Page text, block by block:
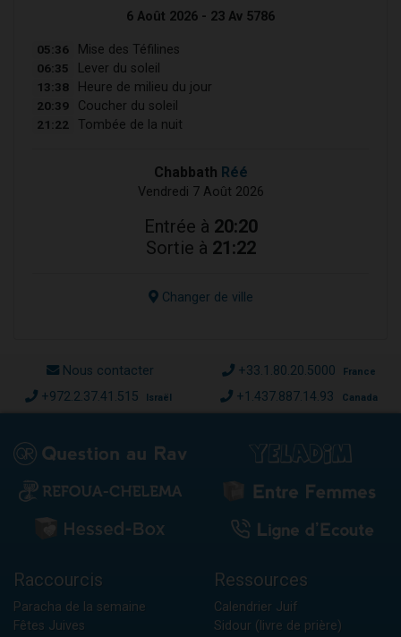
6 Août 2026 - 23 Av 5786
05:36 Mise des Téfilines
06:35 Lever du soleil
13:38 Heure de milieu du jour
20:39 Coucher du soleil
21:22 Tombée de la nuit
Chabbath Réé
Vendredi 7 Août 2026
Entrée à 20:20
Sortie à 21:22
Changer de ville
Nous contacter +33.1.80.20.5000 France
+972.2.37.41.515 Israël +1.437.887.14.93 Canada
Raccourcis
Paracha de la semaine
Fêtes Juives
Ressources
Calendrier Juif
Sidour (livre de prière)